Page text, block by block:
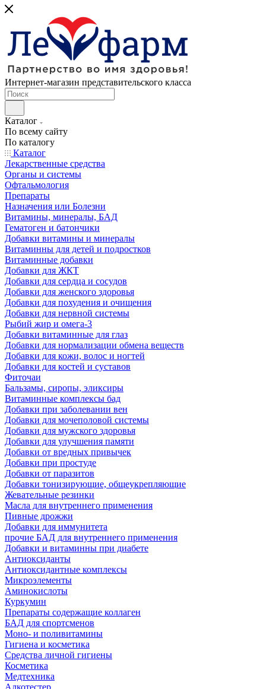
Интернет-магазин представительского класса
Каталог
По всему сайту
По каталогу
Каталог
Лекарственные средства
Органы и системы
Офтальмология
Препараты
Назначения или Болезни
Витамины, минералы, БАД
Гематоген и батончики
Добавки витамины и минералы
Витаминны для детей и подростков
Витаминные добавки
Добавки для ЖКТ
Добавки для сердца и сосудов
Добавки для женского здоровья
Добавки для похудения и очищения
Добавки для нервной системы
Рыбий жир и омега-3
Добавки витаминные для глаз
Добавки для нормализации обмена веществ
Добавки для кожи, волос и ногтей
Добавки для костей и суставов
Фиточаи
Бальзамы, сиропы, эликсиры
Витаминные комплексы бад
Добавки при заболевании вен
Добавки для мочеполовой системы
Добавки для мужского здоровья
Добавки для улучшения памяти
Добавки от вредных привычек
Добавки при простуде
Добавки от паразитов
Добавки тонизирующие, общеукрепляющие
Жевательные резинки
Масла для внутреннего применения
Пивные дрожжи
Добавки для иммунитета
прочие БАД для внутреннего применения
Добавки и витаминны при диабете
Антиоксиданты
Антиоксидантные комплексы
Микроэлементы
Аминокислоты
Куркумин
Препараты содержащие коллаген
БАД для спортсменов
Моно- и поливитамины
Гигиена и косметика
Средства личной гигиены
Косметика
Медтехника
Алкотестер